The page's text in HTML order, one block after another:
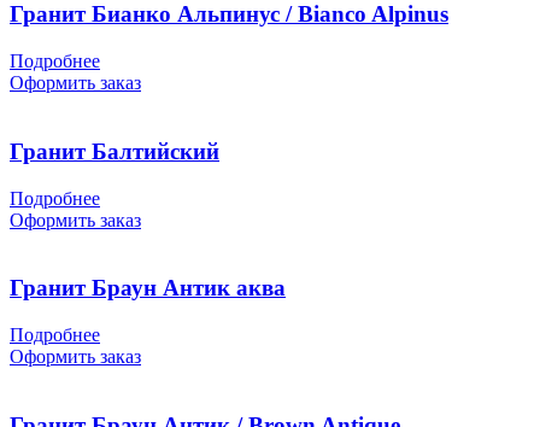
Гранит Бианко Альпинус / Bianco Alpinus
Подробнее
Оформить заказ
Гранит Балтийский
Подробнее
Оформить заказ
Гранит Браун Антик аква
Подробнее
Оформить заказ